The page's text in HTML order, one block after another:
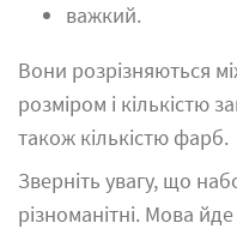
важкий.
Вони розрізняються
розміром і кількістю
також кількістю фарб.
Зверніть увагу, що
різноманітні. Мова